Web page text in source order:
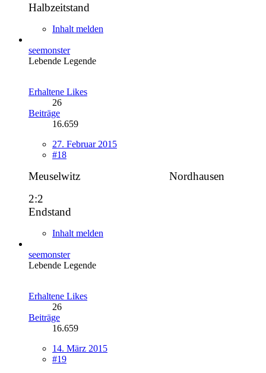
Halbzeitstand
Inhalt melden
seemonster
Lebende Legende
Erhaltene Likes
26
Beiträge
16.659
27. Februar 2015
#18
Meuselwitz
Nordhausen
2:2
Endstand
Inhalt melden
seemonster
Lebende Legende
Erhaltene Likes
26
Beiträge
16.659
14. März 2015
#19